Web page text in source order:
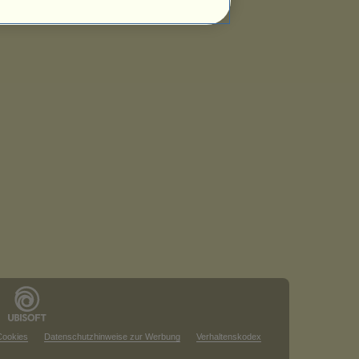
Datenschutzhinweise zur Werbung Verhaltenskodex